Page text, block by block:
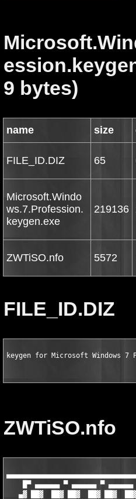
9 bytes)
name size
FILE_ID.DIZ 65
Microsoft.Windo
ws.7.Profession.
keygen.exe
219136
ZWTiSO.nfo 5572
FILE_ID.DIZ
keygen for Microsoft Windows 7
ZWTiSO.nfo
█▀ ▄▄▄▄▄▄ ▀ ▄▄▄▄▄▄ ▀ ▄▄▄▄▄▄
▄▓ ██▓  ██▓ ██▓  ██▓ ██▓